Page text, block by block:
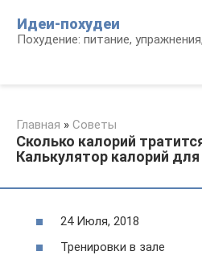
контенту
Идеи-похудеи
Похудение: питание,
Главная » Советы
Сколько калорий
Калькулятор калорий
24 Июля, 2018
Тренировки в зале